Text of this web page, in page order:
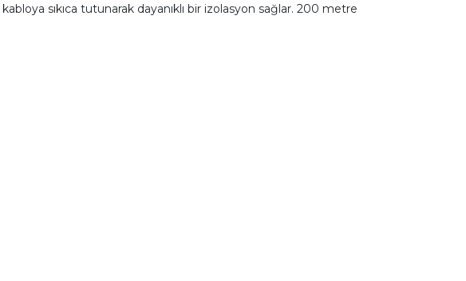
kabloya sıkıca tutunarak dayanıklı bir izolasyon sağlar. 200 metre